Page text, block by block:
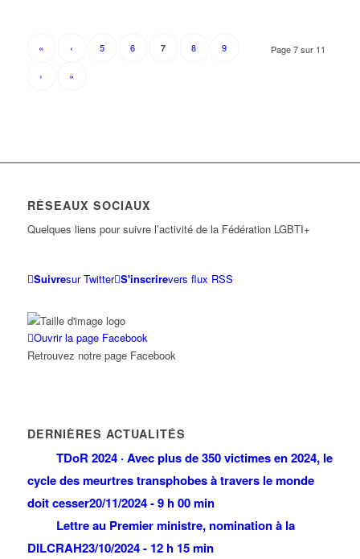
Page 7 sur 11
« ‹ 5 6 7 8 9
› »
RÉSEAUX SOCIAUX
Quelques liens pour suivre l’activité de la Fédération LGBTI+
Suivresur Twitter S'inscrirevers flux RSS
Ouvrir la page Facebook
Retrouvez notre page Facebook
DERNIÈRES ACTUALITÉS
TDoR 2024 · Avec plus de 350 victimes en 2024, le
cycle des meurtres transphobes à travers le monde
doit cesser20/11/2024 - 9 h 00 min
Lettre au Premier ministre, nomination à la
DILCRAH23/10/2024 - 12 h 15 min